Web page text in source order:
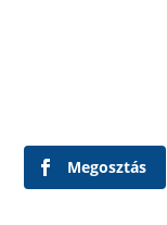
Megosztás